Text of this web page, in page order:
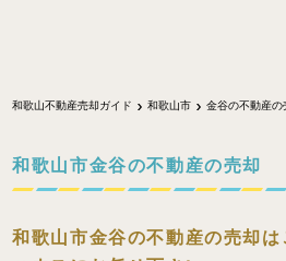
和歌山不動産売却ガイド 和歌山市 金谷の不動産の
和歌山市金谷の不動産の売却
和歌山市金谷の不動産の売却